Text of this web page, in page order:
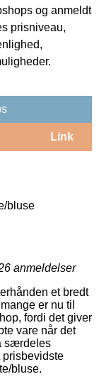
og anmeldt
prisniveau,
Link
bluse
anmeldelser
et bredt
er nu til
fordi det giver
vare når det
særdeles
prisbevidste
bluse.